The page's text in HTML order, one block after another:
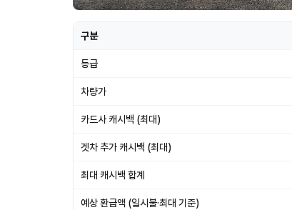
구분
등급
차량가
카드사 캐시백 (최대)
겟차 추가 캐시백 (최대)
최대 캐시백 합계
예상 환급액 (일시불·최대 기준)